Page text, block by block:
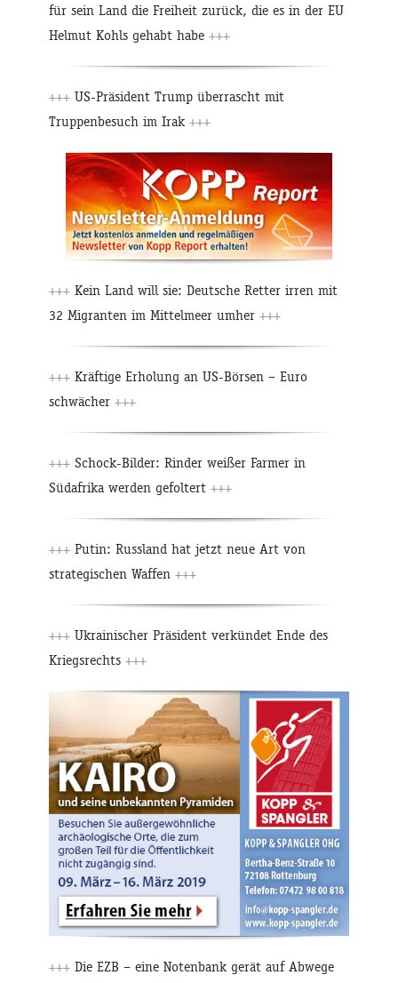
für sein Land die Freiheit zurück, die es in der EU
Helmut Kohls gehabt habe +++
+++ US-Präsident Trump überrascht mit
Truppenbesuch im Irak +++
+++ Kein Land will sie: Deutsche Retter irren mit
32 Migranten im Mittelmeer umher +++
+++ Kräftige Erholung an US-Börsen – Euro
schwächer +++
+++ Schock-Bilder: Rinder weißer Farmer in
Südafrika werden gefoltert +++
+++ Putin: Russland hat jetzt neue Art von
strategischen Waffen +++
+++ Ukrainischer Präsident verkündet Ende des
Kriegsrechts +++
+++ Die EZB – eine Notenbank gerät auf Abwege